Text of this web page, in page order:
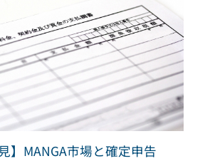
】MANGA市場と確定申告